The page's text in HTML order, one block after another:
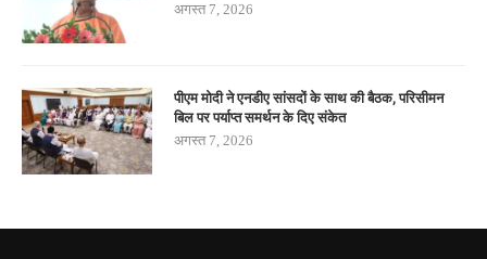
अगस्त 7, 2026
पीएम मोदी ने एनडीए सांसदों के साथ की बैठक, परिसीमन
बिल पर पर्याप्त समर्थन के दिए संकेत
अगस्त 7, 2026